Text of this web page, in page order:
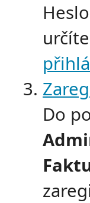
Do